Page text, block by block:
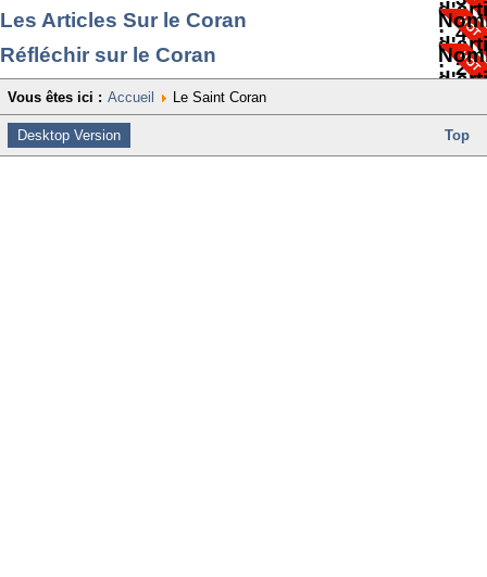
: 4
Les Articles Sur le Coran
: 25
Réfléchir sur le Coran
Vous êtes ici : Accueil Le Saint Coran
Desktop Version Top